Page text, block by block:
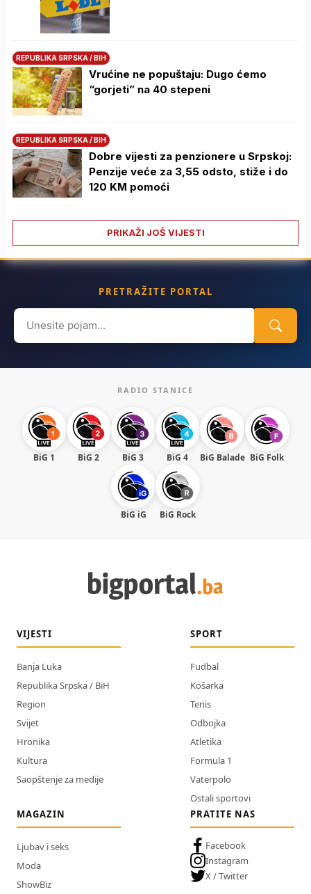
REPUBLIKA SRPSKA / BIH
Vrućine ne popuštaju: Dugo ćemo
“gorjeti” na 40 stepeni
REPUBLIKA SRPSKA / BIH
Dobre vijesti za penzionere u Srpskoj:
Penzije veće za 3,55 odsto, stiže i do
120 KM pomoći
PRIKAŽI JOŠ VIJESTI
PRETRAŽITE PORTAL
Search
for:
RADIO STANICE
BiG 1 BiG 2 BiG 3 BiG 4 BiG Balade BiG Folk
BiG iG BiG Rock
VIJESTI
Banja Luka
Republika Srpska / BiH
Region
Svijet
Hronika
Kultura
Saopštenje za medije
SPORT
Fudbal
Košarka
Tenis
Odbojka
Atletika
Formula 1
Vaterpolo
Ostali sportovi
MAGAZIN
Ljubav i seks
Moda
ShowBiz
PRATITE NAS
Facebook
Instagram
X / Twitter